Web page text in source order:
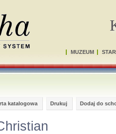
MUZEUM
katalogowa Drukuj Dodaj do